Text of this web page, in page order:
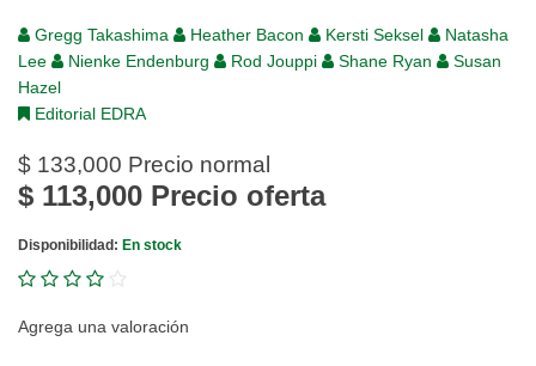
Gregg Takashima Heather Bacon Kersti Seksel
Natasha
Lee
Nienke Endenburg Rod Jouppi Shane Ryan
Susan
Hazel
Editorial EDRA
$ 133,000 Precio normal
$ 113,000 Precio oferta
Disponibilidad: En stock
Agrega una valoración